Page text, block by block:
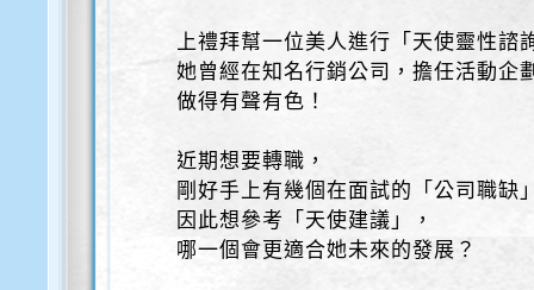
上禮拜幫一位美人進行「天使靈性諮
她曾經在知名行銷公司，擔任活動企
做得有聲有色！
近期想要轉職，
剛好手上有幾個在面試的「公司職缺
因此想參考「天使建議」，
哪一個會更適合她未來的發展？